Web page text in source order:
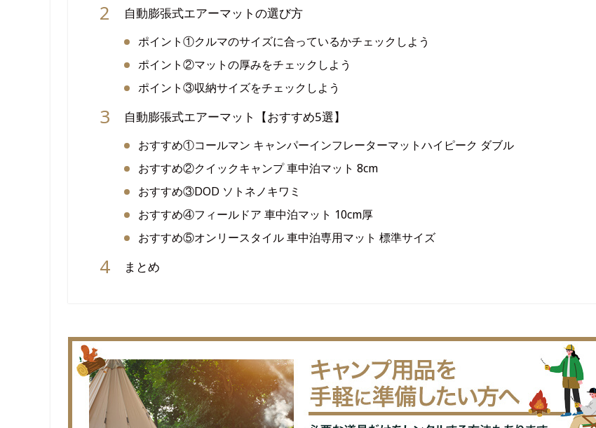
自動膨張式エアーマットの選び方
ポイント①クルマのサイズに合っているかチェックしよう
ポイント②マットの厚みをチェックしよう
ポイント③収納サイズをチェックしよう
自動膨張式エアーマット【おすすめ5選】
おすすめ①コールマン キャンパーインフレーターマットハイピーク ダブル
おすすめ②クイックキャンプ 車中泊マット 8cm
おすすめ③DOD ソトネノキワミ
おすすめ④フィールドア 車中泊マット 10cm厚
おすすめ⑤オンリースタイル 車中泊専用マット 標準サイズ
まとめ